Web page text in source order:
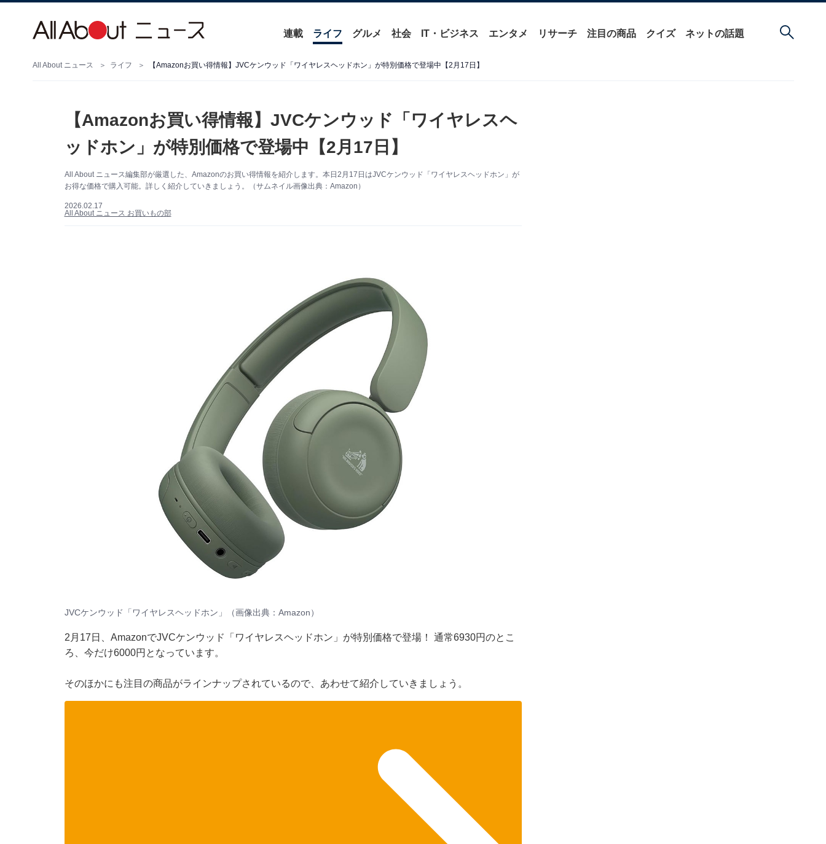
連載 ライフ グルメ 社会 IT・ビジネス エンタメ リサーチ 注目の商品 クイズ ネットの話題
All About ニュース ライフ 【Amazonお買い得情報】JVCケンウッド「ワイヤレスヘッドホン」が特別価格で登場中【2月17日】
【Amazonお買い得情報】JVCケンウッド「ワイヤレスヘ
ッドホン」が特別価格で登場中【2月17日】
All About ニュース編集部が厳選した、Amazonのお買い得情報を紹介します。本日2月17日はJVCケンウッド「ワイヤレスヘッドホン」が
お得な価格で購入可能。詳しく紹介していきましょう。（サムネイル画像出典：Amazon）
2026.02.17
All About ニュース お買いもの部
JVCケンウッド「ワイヤレスヘッドホン」（画像出典：Amazon）
2月17日、AmazonでJVCケンウッド「ワイヤレスヘッドホン」が特別価格で登場！ 通常6930円のとこ
ろ、今だけ6000円となっています。
そのほかにも注目の商品がラインナップされているので、あわせて紹介していきましょう。